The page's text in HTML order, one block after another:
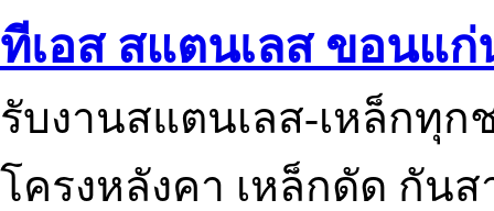
ทีเอส สแตนเลส ขอนแก่
รับงานสแตนเลส-เหล็กทุ
โครงหลังคา เหล็กดัด กัน